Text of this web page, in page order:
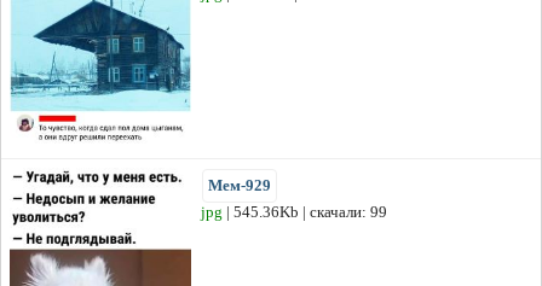
Мем-929
jpg | 545.36Kb | скачали: 99